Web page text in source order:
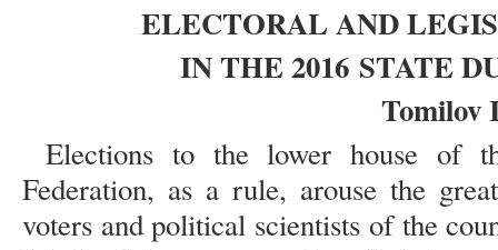
ELECTORAL AND
IN THE 2016STATE
Tomilov
Elections to the lower house of
Federation, as a rule, arouse the
voters and political scientists of the